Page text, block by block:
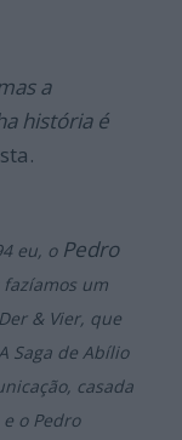
a
história é
eu, o Pedro
um
& Vier, que
Saga de Abílio
casada
o Pedro